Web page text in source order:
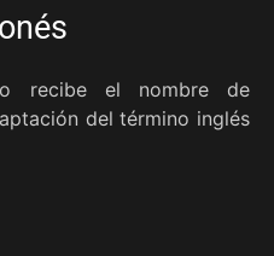
recibe el nombre de
del término inglés